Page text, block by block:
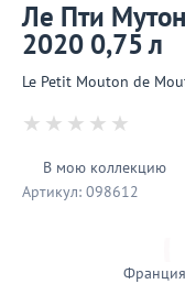
Ле Пти
2020 0,75 л
Le Petit Mouton de
В мою коллекцию
Артикул: 098612
Франция